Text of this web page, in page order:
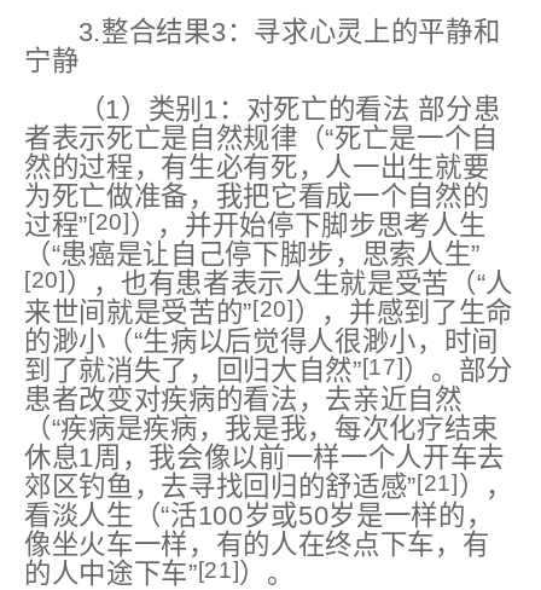
3.整合结果3：寻求心灵上的平静和
宁静
（1）类别1：对死亡的看法 部分患
者表示死亡是自然规律（“死亡是一个自
然的过程，有生必有死，人一出生就要
为死亡做准备，我把它看成一个自然的
过程”[20]），并开始停下脚步思考人生
（“患癌是让自己停下脚步，思索人生”
[20]），也有患者表示人生就是受苦（“人
来世间就是受苦的”[20]），并感到了生命
的渺小（“生病以后觉得人很渺小，时间
到了就消失了，回归大自然”[17]）。部分
患者改变对疾病的看法，去亲近自然
（“疾病是疾病，我是我，每次化疗结束
休息1周，我会像以前一样一个人开车去
郊区钓鱼，去寻找回归的舒适感”[21]），
看淡人生（“活100岁或50岁是一样的，
像坐火车一样，有的人在终点下车，有
的人中途下车”[21]）。